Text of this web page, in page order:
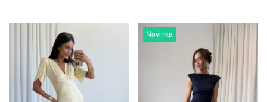
Novinka